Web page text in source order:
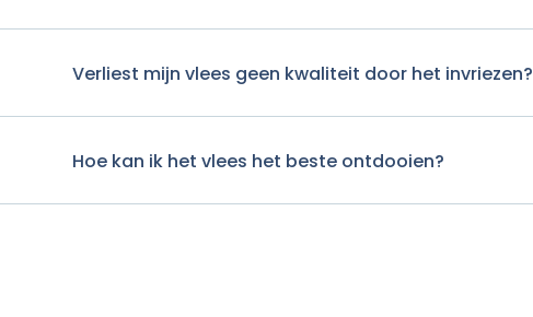
Verliest mijn vlees geen kwaliteit door het invriezen?
Hoe kan ik het vlees het beste ontdooien?